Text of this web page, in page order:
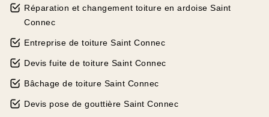
Réparation et changement toiture en ardoise Saint
Connec
Entreprise de toiture Saint Connec
Devis fuite de toiture Saint Connec
Bâchage de toiture Saint Connec
Devis pose de gouttière Saint Connec